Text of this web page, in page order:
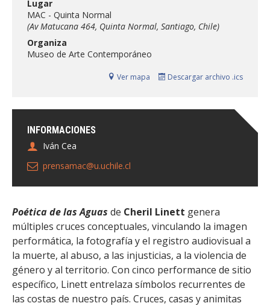
FACULTAD
Estudiantes
Egresadas/os
INFORMACIONES
Iván Cea
prensamac@u.uchile.cl
Lugar
MAC - Quinta Normal
(Av Matucana 464, Quinta Normal, Santiago, Chile)
Organiza
Museo de Arte Contemporáneo
Ver mapa Descargar archivo .ics
Poética de las Aguas de Cheril Linett genera
múltiples cruces conceptuales, vinculando la imagen
performática, la fotografía y el registro audiovisual a
la muerte, al abuso, a las injusticias, a la violencia de
género y al territorio. Con cinco performance de sitio
específico, Linett entrelaza símbolos recurrentes de
las costas de nuestro país. Cruces, casas y animitas